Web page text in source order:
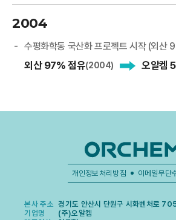
2004
수평화학동 국산화 프로젝트 시작 (외산
외산 97% 점유(2004) 오알켐
개인정보처리방침 이메일무단
본사 주소 경기도 안산시 단원구 시화벤처로
기업명
(주)오알켐